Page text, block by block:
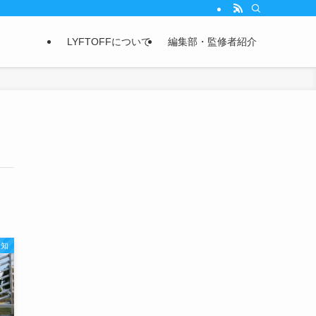
LYFTOFFについて 編集部・監修者紹介